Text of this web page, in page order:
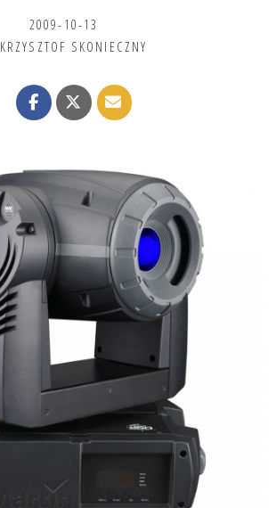
2009-10-13
KRZYSZTOF SKONIECZNY